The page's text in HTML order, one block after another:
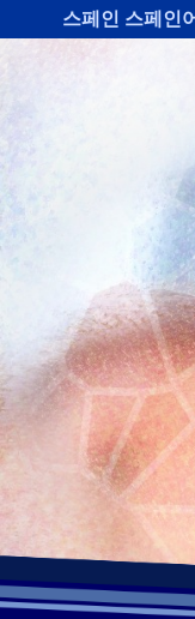
스페인 스페인